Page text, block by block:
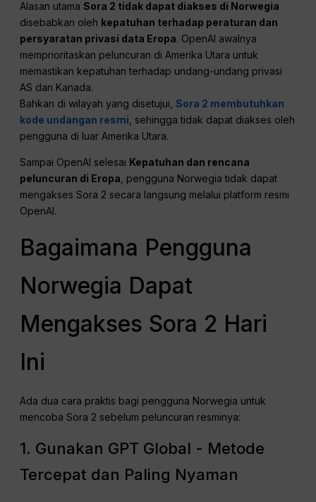
Alasan utamaSora 2 tidak dapat diakses di Norwegia
disebabkan oleh kepatuhan terhadap peraturan dan
persyaratan privasi data Eropa. OpenAI awalnya
memprioritaskan peluncuran di Amerika Utara untuk
memastikan kepatuhan terhadap undang-undang privasi
AS dan Kanada.
Bahkan di wilayah yang disetujui,Sora 2 membutuhkan
kode undangan resmi , sehingga tidak dapat diakses oleh
pengguna di luar Amerika Utara.
Sampai OpenAI selesai Kepatuhan dan rencana
peluncuran di Eropa , pengguna Norwegia tidak dapat
mengakses Sora 2 secara langsung melalui platform resmi
OpenAI.
Bagaimana Pengguna
Norwegia Dapat
Mengakses Sora 2 Hari
Ini
Ada dua cara praktis bagi pengguna Norwegia untuk
mencoba Sora 2 sebelum peluncuran resminya:
1. Gunakan GPT Global - Metode
Tercepat dan Paling Nyaman